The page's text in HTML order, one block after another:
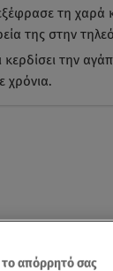
τη χαρά
της στην
την
χρόνια.
το απόρρητό σας